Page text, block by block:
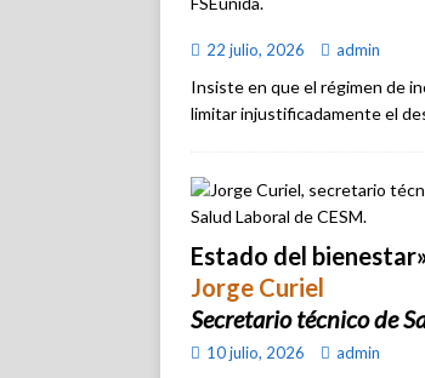
22 julio, 2026 admin
Insiste en que el régimen de
limitar injustificadamente el
Estado del
Jorge Curiel
Secretario técnico de
10 julio, 2026 admin